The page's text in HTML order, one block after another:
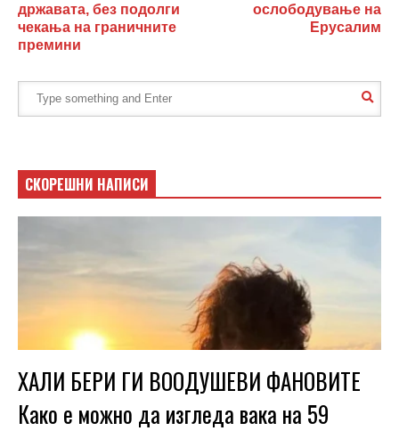
државата, без подолги
чекања на граничните
премини
ослободување на
Ерусалим
СКОРЕШНИ НАПИСИ
ХАЛИ БЕРИ ГИ ВООДУШЕВИ ФАНОВИТЕ
Како е можно да изгледа вака на 59